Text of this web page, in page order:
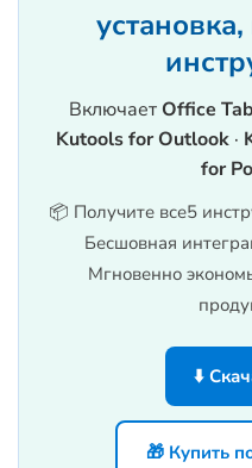
ВключаетOffice
Kutools for Outlook·
for
📦 Получите все5
Бесшовная
Мгновенно
⬇️
🎁 Купить